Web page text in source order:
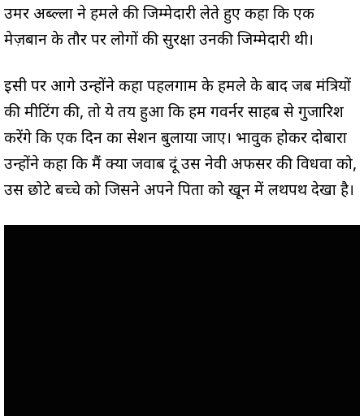
उमर अब्दुल्ला ने हमले की जिम्मेदारी लेते हुए कहा कि एक
मेज़बान के तौर पर लोगों की सुरक्षा उनकी जिम्मेदारी थी।
इसी पर आगे उन्होंने कहा पहलगाम के हमले के बाद जब मंत्रियों
की मीटिंग की, तो ये तय हुआ कि हम गवर्नर साहब से गुजारिश
करेंगे कि एक दिन का सेशन बुलाया जाए। भावुक होकर दोबारा
उन्होंने कहा कि मैं क्या जवाब दूं उस नेवी अफसर की विधवा को,
उस छोटे बच्चे को जिसने अपने पिता को खून में लथपथ देखा है।